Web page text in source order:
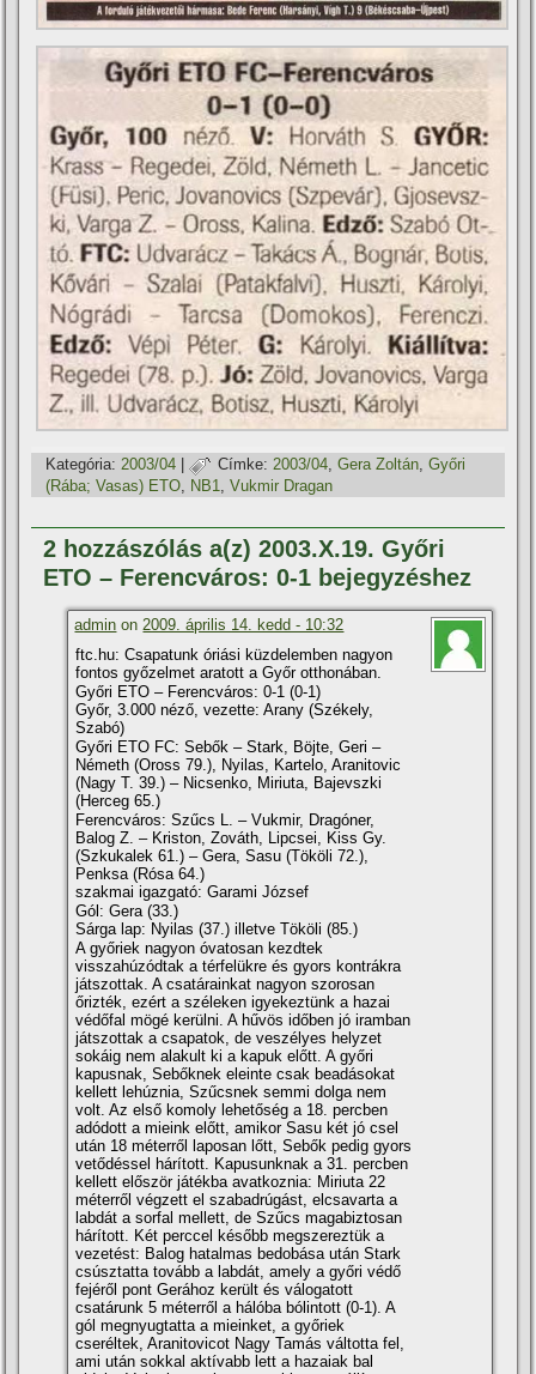
Kategória: 2003/04 | Címke: 2003/04,Gera Zoltán,Győri
(Rába; Vasas) ETO
NB1 ,Vukmir Dragan
2 hozzászólás a(z) 2003.X.19. Győri
ETO – Ferencváros: 0-1 bejegyzéshez
admin on 2009. április 14. kedd - 10:32
ftc.hu: Csapatunk óriási küzdelemben nagyon
fontos győzelmet aratott a Győr otthonában.
Győri ETO – Ferencváros: 0-1 (0-1)
Győr, 3.000 néző, vezette: Arany (Székely,
Szabó)
Győri ETO FC: Sebők – Stark, Böjte, Geri –
Németh (Oross 79.), Nyilas, Kartelo, Aranitovic
(Nagy T. 39.) – Nicsenko, Miriuta, Bajevszki
(Herceg 65.)
Ferencváros: Szűcs L. – Vukmir, Dragóner,
Balog Z. – Kriston, Zováth, Lipcsei, Kiss Gy.
(Szkukalek 61.) – Gera, Sasu (Tököli 72.),
Penksa (Rósa 64.)
szakmai igazgató: Garami József
Gól: Gera (33.)
Sárga lap: Nyilas (37.) illetve Tököli (85.)
A győriek nagyon óvatosan kezdtek
visszahúzódtak a térfelükre és gyors kontrákra
játszottak. A csatárainkat nagyon szorosan
őrizték, ezért a széleken igyekeztünk a hazai
védőfal mögé kerülni. A hűvös időben jó iramban
játszottak a csapatok, de veszélyes helyzet
sokáig nem alakult ki a kapuk előtt. A győri
kapusnak, Sebőknek eleinte csak beadásokat
kellett lehúznia, Szűcsnek semmi dolga nem
volt. Az első komoly lehetőség a 18. percben
adódott a mieink előtt, amikor Sasu két jó csel
után 18 méterről laposan lőtt, Sebők pedig gyors
vetődéssel hárí­tott. Kapusunknak a 31. percben
kellett először játékba avatkoznia: Miriuta 22
méterről végzett el szabadrúgást, elcsavarta a
labdát a sorfal mellett, de Szűcs magabiztosan
hárí­tott. Két perccel később megszereztük a
vezetést: Balog hatalmas bedobása után Stark
csúsztatta tovább a labdát, amely a győri védő
fejéről pont Gerához került és válogatott
csatárunk 5 méterről a hálóba bólintott (0-1). A
gól megnyugtatta a mieinket, a győriek
cseréltek, Aranitovicot Nagy Tamás váltotta fel,
ami után sokkal aktí­vabb lett a hazaiak bal